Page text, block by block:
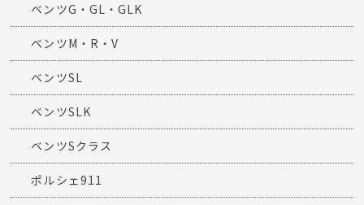
ベンツG・GL・GLK
ベンツM・R・V
ベンツSL
ベンツSLK
ベンツSクラス
ポルシェ911